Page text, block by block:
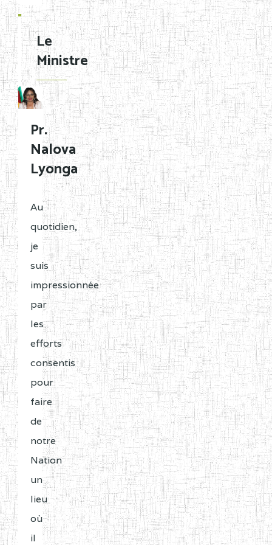
Le
Ministre
Pr.
Nalova
Lyonga
Au
quotidien,
je
suis
impressionnée
par
les
efforts
consentis
pour
faire
de
notre
Nation
un
lieu
où
il